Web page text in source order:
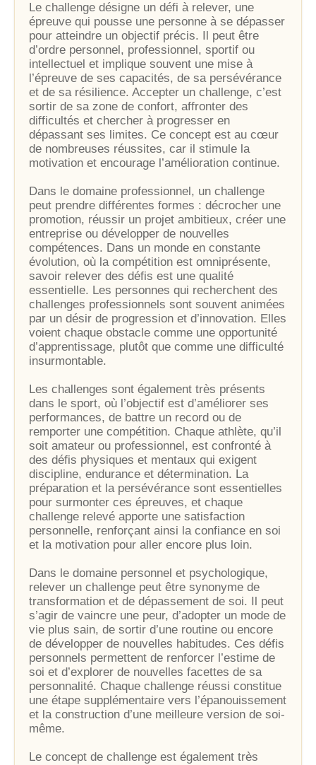
Le challenge désigne un défi à relever, une
épreuve qui pousse une personne à se dépasser
pour atteindre un objectif précis. Il peut être
d’ordre personnel, professionnel, sportif ou
intellectuel et implique souvent une mise à
l’épreuve de ses capacités, de sa persévérance
et de sa résilience. Accepter un challenge, c’est
sortir de sa zone de confort, affronter des
difficultés et chercher à progresser en
dépassant ses limites. Ce concept est au cœur
de nombreuses réussites, car il stimule la
motivation et encourage l’amélioration continue.
Dans le domaine professionnel, un challenge
peut prendre différentes formes : décrocher une
promotion, réussir un projet ambitieux, créer une
entreprise ou développer de nouvelles
compétences. Dans un monde en constante
évolution, où la compétition est omniprésente,
savoir relever des défis est une qualité
essentielle. Les personnes qui recherchent des
challenges professionnels sont souvent animées
par un désir de progression et d’innovation. Elles
voient chaque obstacle comme une opportunité
d’apprentissage, plutôt que comme une difficulté
insurmontable.
Les challenges sont également très présents
dans le sport, où l’objectif est d’améliorer ses
performances, de battre un record ou de
remporter une compétition. Chaque athlète, qu’il
soit amateur ou professionnel, est confronté à
des défis physiques et mentaux qui exigent
discipline, endurance et détermination. La
préparation et la persévérance sont essentielles
pour surmonter ces épreuves, et chaque
challenge relevé apporte une satisfaction
personnelle, renforçant ainsi la confiance en soi
et la motivation pour aller encore plus loin.
Dans le domaine personnel et psychologique,
relever un challenge peut être synonyme de
transformation et de dépassement de soi. Il peut
s’agir de vaincre une peur, d’adopter un mode de
vie plus sain, de sortir d’une routine ou encore
de développer de nouvelles habitudes. Ces défis
personnels permettent de renforcer l’estime de
soi et d’explorer de nouvelles facettes de sa
personnalité. Chaque challenge réussi constitue
une étape supplémentaire vers l’épanouissement
et la construction d’une meilleure version de soi-
même.
Le concept de challenge est également très